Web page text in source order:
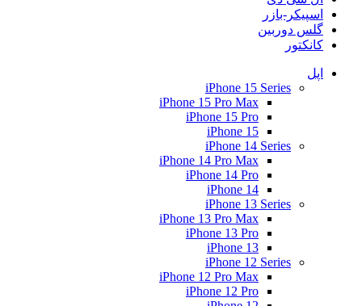
اسپیکر-بازر
گلس دوربین
کانکتور
اپل
iPhone 15 Series
iPhone 15 Pro Max
iPhone 15 Pro
iPhone 15
iPhone 14 Series
iPhone 14 Pro Max
iPhone 14 Pro
iPhone 14
iPhone 13 Series
iPhone 13 Pro Max
iPhone 13 Pro
iPhone 13
iPhone 12 Series
iPhone 12 Pro Max
iPhone 12 Pro